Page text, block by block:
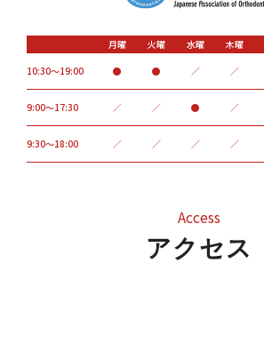
月曜 火曜 水曜 木曜
10:30～19:00
● ● ／ ／
9:00〜17:30 ／ ／ ● ／
9:30～18:00 ／ ／ ／ ／
アクセス
Access